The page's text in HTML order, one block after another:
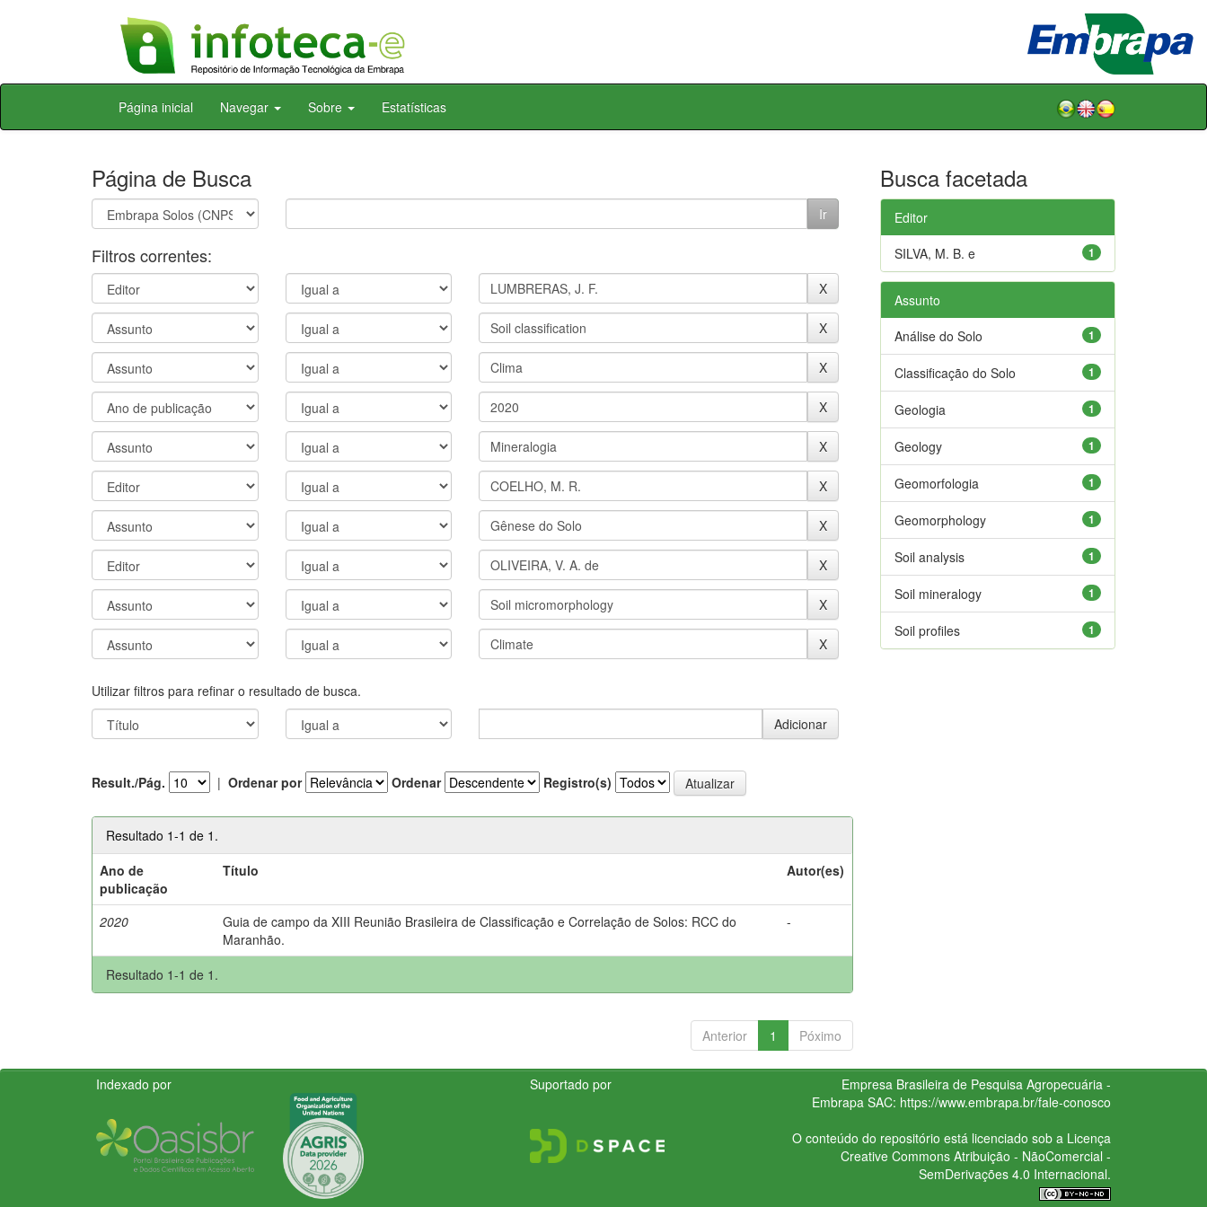
Skip
Página inicial Navegar Sobre Estatísticas
Página de Busca
Filtros correntes:
Utilizar filtros para refinar o resultado de busca.
Result./Pág. | Ordenar por Ordenar Registro(s)
Resultado 1-1 de 1.
Ano de
publicação
Título Autor(es)
2020
Guia de campo da XIII Reunião Brasileira de Classificação e Correlação de Solos: RCC do
Maranhão.
-
Resultado 1-1 de 1.
Anterior 1 Póximo
Busca facetada
Editor
1
SILVA, M. B. e
Assunto
1
Análise do Solo
1
Classificação do Solo
1
Geologia
1
Geology
1
Geomorfologia
1
Geomorphology
1
Soil analysis
1
Soil mineralogy
1
Soil profiles
Indexado por Suportado por
Empresa Brasileira de Pesquisa Agropecuária -
Embrapa SAC: https://www.embrapa.br/fale-conosco
O conteúdo do repositório está licenciado sob a Licença
Creative CommonsAtribuição - NãoComercial -
SemDerivações 4.0 Internacional.